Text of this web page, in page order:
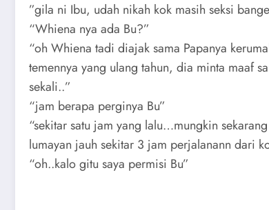
”gila ni Ibu, udah nikah kok masih seksi
“Whiena nya ada Bu?”
“oh Whiena tadi diajak sama Papanya
temennya yang ulang tahun, dia minta maaf
sekali..”
“jam berapa perginya Bu”
“sekitar satu jam yang lalu…mungkin
lumayan jauh sekitar 3 jam perjalanann dari
“oh..kalo gitu saya permisi Bu”